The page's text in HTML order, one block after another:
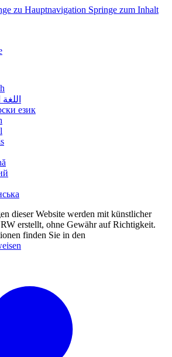
zu Hauptnavigation Springe zum Inhalt
език
dieser Website werden mit künstlicher
erstellt, ohne Gewähr auf Richtigkeit.
finden Sie in den